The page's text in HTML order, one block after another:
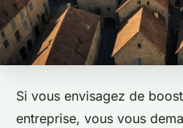
Si vous envisagez de
entreprise, vous vous